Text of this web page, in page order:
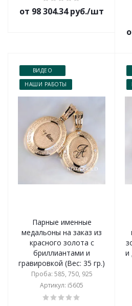
от 98 304.34 руб./шт
ВИДЕО
НАШИ РАБОТЫ
Парные именные
медальоны на заказ из
красного золота с
бриллиантами и
гравировкой (Вес: 35 гр.)
Проба: 585, 750, 925
Артикул: i5605
и